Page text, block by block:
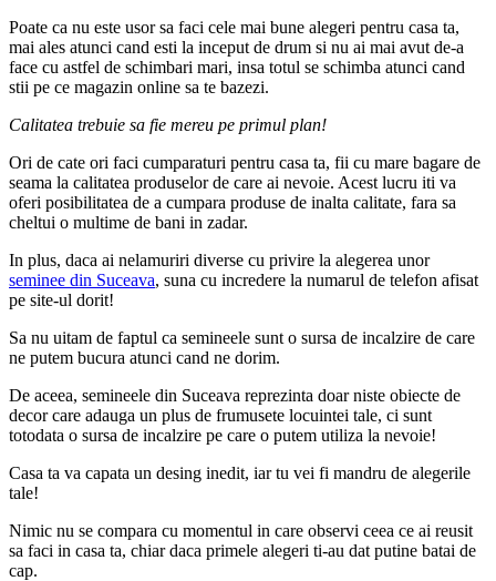
Poate ca nu este usor sa faci cele mai bune alegeri pentru casa ta,
mai ales atunci cand esti la inceput de drum si nu ai mai avut de-a
face cu astfel de schimbari mari, insa totul se schimba atunci cand
stii pe ce magazin online sa te bazezi.
Calitatea trebuie sa fie mereu pe primul plan!
Ori de cate ori faci cumparaturi pentru casa ta, fii cu mare bagare de
seama la calitatea produselor de care ai nevoie. Acest lucru iti va
oferi posibilitatea de a cumpara produse de inalta calitate, fara sa
cheltui o multime de bani in zadar.
In plus, daca ai nelamuriri diverse cu privire la alegerea unor
seminee din Suceava, suna cu incredere la numarul de telefon afisat
pe site-ul dorit!
Sa nu uitam de faptul ca semineele sunt o sursa de incalzire de care
ne putem bucura atunci cand ne dorim.
De aceea, semineele din Suceava reprezinta doar niste obiecte de
decor care adauga un plus de frumusete locuintei tale, ci sunt
totodata o sursa de incalzire pe care o putem utiliza la nevoie!
Casa ta va capata un desing inedit, iar tu vei fi mandru de alegerile
tale!
Nimic nu se compara cu momentul in care observi ceea ce ai reusit
sa faci in casa ta, chiar daca primele alegeri ti-au dat putine batai de
cap.